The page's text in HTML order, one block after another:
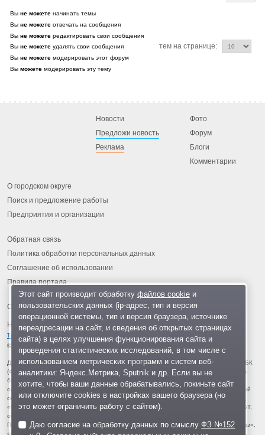
Вы не можете начинать темы
Вы не можете отвечать на сообщения
Вы не можете редактировать свои сообщения
Вы не можете удалять свои сообщения
Вы не можете модерировать этот форум
Вы можете модерировать эту тему
тем на странице:
Новости
Предложи новость
Реклама
Фото
Форум
Блоги
Комментарии
О городском округе
Поиск и предложение работы
Предприятия и организации
Обратная связь
Политика обработки персональных данных
Соглашение об использовании
Правила портала
На информационном ресурсе применяются рекомендательные
технологии
© 2013-2026 «ОИНФО»,
сделано в Одинцово
Для читателей: В России признаны экстремистскими и запрещены организации ФБК
(Фонд борьбы с коррупцией, признан иноагентом), Штабы Навального, «Национал-
большевистская партия», «Свидетели Иеговы», «Армия воли народа», «Русский
общенациональный союз», «Движение против нелегальной иммиграции», «Правый
сектор», УНА-УНСО, УПА, «Тризуб им. Степана Бандеры», «Мизантропик дивижн»,
«Меджлис крымскотатарского народа», движение «Артподготовка», движение ЛГБТ,
общероссийская политическая партия «Воля», АУЕ, батальоны «Азов» и «Айдар».
Признаны террористическими и запрещены: «Движение Талибан», «Имарат Кавказ»,
«Исламское государство» (ИГ, ИГИЛ), Джебхад-ан-Нусра, «АУМ Синрике», «Братья-
Этот сайт производит обработку файлов cookieи
пользовательских данных (ip-адрес, тип и версия
операционной системы, тип и версия браузера, источнике
переадресации на сайт, и сведения об открытых страницах
сайта) в целях улучшения функционирования сайта и
проведения статистических исследований, в том числе с
использованием метрических программ и систем веб-
аналитики: Яндекс.Метрика, Sputnik и др. Если вы не
хотите, чтобы ваши данные обрабатывались, покиньте сайт
или отключите cookies в настройках вашего браузера (но
это может ограничить работу с сайтом).
Даю согласие на обработку данных по смыслуФЗ №152